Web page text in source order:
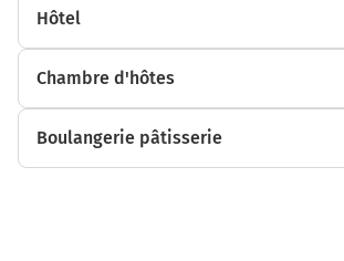
Hôtel
Chambre d'hôtes
Boulangerie pâtisserie